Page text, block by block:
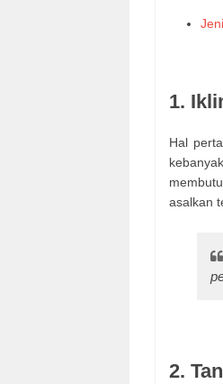
1.
Hal
asalkan
2.